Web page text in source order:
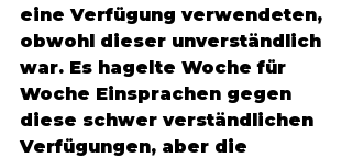
eine Verfügung verwendeten,
obwohl dieser unverständlich
war. Es hagelte Woche für
Woche Einsprachen gegen
diese schwer verständlichen
Verfügungen, aber die